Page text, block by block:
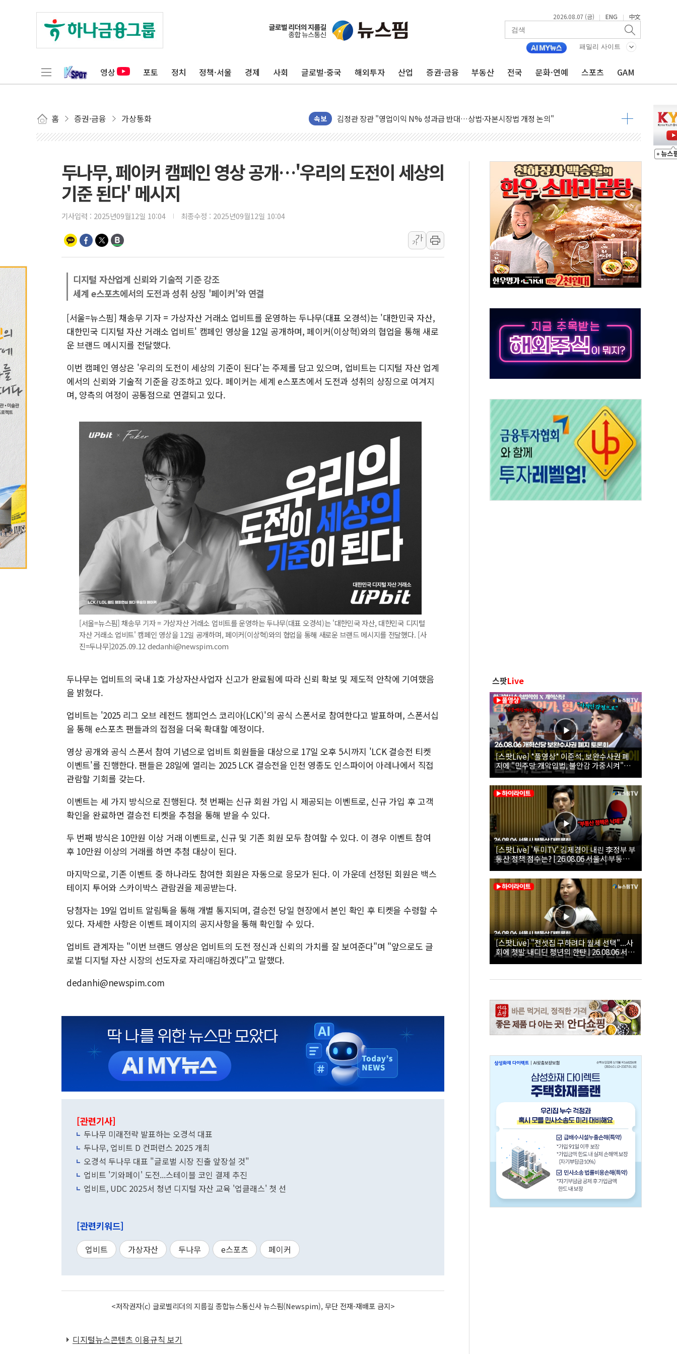
2026.08.07 (금) | ENG | 中文
패밀리 사이트
영상 포토 정치 정책·서울 경제 사회 글로벌·중국 해외투자 산업 증권·금융 부동산 전국 문화·연예 스포츠 GAM
홈 증권·금융 가상통화 속보
구광모, 내주 실리콘밸리서 젠슨 황 재회…로봇·AI 데이터센터·모빌리티 구체화
뉴욕증시 개장 전 특징주...모더나·아이온큐·도어대시↑ VS 샌디스크·피그마·앱러빈↓
뉴욕증시 프리뷰, 미 주가선물 AI주 차익실현 속 혼조세...웨스턴디지털·샌디스크↓
청와대, 북한 단거리 탄도미사일 발사에 긴급 안보 점검회의
[인도증시] 중동 긴장 완화에 실적 호조까지, 상승...호실적 보고 기업 상승세 뚜렷
러, 1인칭시점 드론으로 우크라 민간인 '사파리' 공격… 시민들 공포감 극대화 전략
[베트남 증시] 지수 하락 속 'DGC' 임시 주총 기대감에 홀로 상한가…마진 잔액은 사상 최고
'월가의 황제' 다이먼 "금융시장 레버리지 위험수위…숨은 차입이 더 큰 변수"
양주 섬유염색공장서 화재 1명 중상…대응 1단계 진압 중
김정관 산업부 장관 "주 52시간 손봐야, 경쟁상대 中과 비교해야"
해군 1함대 창설 80주년…지역과 함께하는 '선봉'의 대민 봉사
[3보] 북, 원산서 동해로 단거리 탄도미사일 1발 발사… 올해 10번째·42일 만 도발
우크라 드론 전술, 중남미 콜롬비아에 새 안보 위기… 반군·마약카르텔이 습득해 전투 활용
주한미군 "오산기지 누출, 백린 아닌 무해한 표면 부식 물질"
구미 폐염산처리업체서 불 2시간30여분만에 진화...외국인 노동자 숨져
강원도 폭염특보 11일째…온열질환·가축 피해 최소화 '총력 대응'
두나무, 페이커 캠페인 영상 공개…'우리의 도전이 세상의
기준 된다' 메시지
기사입력 : 2025년09월12일 10:04 최종수정 : 2025년09월12일 10:04
가
가
디지털 자산업계 신뢰와 기술적 기준 강조
세계 e스포츠에서의 도전과 성취 상징 '페이커'와 연결
[서울=뉴스핌] 채송무 기자 = 가상자산 거래소 업비트를 운영하는 두나무(대표 오경석)는 '대한민국 자산,
대한민국 디지털 자산 거래소 업비트' 캠페인 영상을 12일 공개하며, 페이커(이상혁)와의 협업을 통해 새로
운 브랜드 메시지를 전달했다.
이번 캠페인 영상은 '우리의 도전이 세상의 기준이 된다'는 주제를 담고 있으며, 업비트는 디지털 자산 업계
에서의 신뢰와 기술적 기준을 강조하고 있다. 페이커는 세계 e스포츠에서 도전과 성취의 상징으로 여겨지
며, 양측의 여정이 공통점으로 연결되고 있다.
[서울=뉴스핌] 채송무 기자 = 가상자산 거래소 업비트를 운영하는 두나무(대표 오경석)는 '대한민국 자산, 대한민국 디지털
자산 거래소 업비트' 캠페인 영상을 12일 공개하며, 페이커(이상혁)와의 협업을 통해 새로운 브랜드 메시지를 전달했다. [사
진=두나무]2025.09.12 dedanhi@newspim.com
두나무는 업비트의 국내 1호 가상자산사업자 신고가 완료됨에 따라 신뢰 확보 및 제도적 안착에 기여했음
을 밝혔다.
업비트는 '2025 리그 오브 레전드 챔피언스 코리아(LCK)'의 공식 스폰서로 참여한다고 발표하며, 스폰서십
을 통해 e스포츠 팬들과의 접점을 더욱 확대할 예정이다.
영상 공개와 공식 스폰서 참여 기념으로 업비트 회원들을 대상으로 17일 오후 5시까지 'LCK 결승전 티켓
이벤트'를 진행한다. 팬들은 28일에 열리는 2025 LCK 결승전을 인천 영종도 인스파이어 아레나에서 직접
관람할 기회를 갖는다.
이벤트는 세 가지 방식으로 진행된다. 첫 번째는 신규 회원 가입 시 제공되는 이벤트로, 신규 가입 후 고객
확인을 완료하면 결승전 티켓을 추첨을 통해 받을 수 있다.
두 번째 방식은 10만원 이상 거래 이벤트로, 신규 및 기존 회원 모두 참여할 수 있다. 이 경우 이벤트 참여
후 10만원 이상의 거래를 하면 추첨 대상이 된다.
마지막으로, 기존 이벤트 중 하나라도 참여한 회원은 자동으로 응모가 된다. 이 가운데 선정된 회원은 백스
테이지 투어와 스카이박스 관람권을 제공받는다.
당첨자는 19일 업비트 알림톡을 통해 개별 통지되며, 결승전 당일 현장에서 본인 확인 후 티켓을 수령할 수
있다. 자세한 사항은 이벤트 페이지의 공지사항을 통해 확인할 수 있다.
업비트 관계자는 "이번 브랜드 영상은 업비트의 도전 정신과 신뢰의 가치를 잘 보여준다"며 "앞으로도 글
로벌 디지털 자산 시장의 선도자로 자리매김하겠다"고 말했다.
dedanhi@newspim.com
[관련기사]
두나무 미래전략 발표하는 오경석 대표
두나무, 업비트 D 컨퍼런스 2025 개최
오경석 두나무 대표 "글로벌 시장 진출 앞장설 것"
업비트 '기와페이' 도전...스테이블 코인 결제 추진
업비트, UDC 2025서 청년 디지털 자산 교육 '업클래스' 첫 선
[관련키워드]
업비트 가상자산 두나무 e스포츠 페이커
<저작권자(c) 글로벌리더의 지름길 종합뉴스통신사 뉴스핌(Newspim), 무단 전재-재배포 금지>
디지털뉴스콘텐츠 이용규칙 보기
스팟Live
[스팟Live] *풀영상* 이준석, 보완수사권 폐
지에 "민주당 개악입법, 불안감 가중시켜"｜
26.08.06 개혁신당 보완수사권 폐지 토론회
[스팟Live] '투미TV' 김제경이 내린 李정부 부
동산 정책 점수는? | 26.08.06 서울시 부동산
대토론회
[스팟Live] "전셋집 구하려다 월세 선택"...사
회에 첫발 내디딘 청년의 한탄 | 26.08.06 서울
시 부동산 대토론회